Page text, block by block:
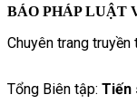
BÁO PHÁP LUẬT
Chuyên trang
Tổng Biên tập: Tiến